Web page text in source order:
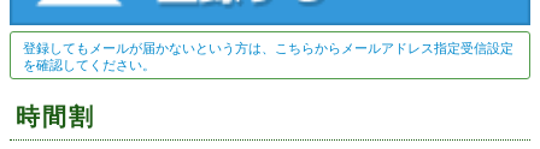
登録してもメールが届かないという方は、こちらからメールアドレス指定受信設定
を確認してください。
時間割